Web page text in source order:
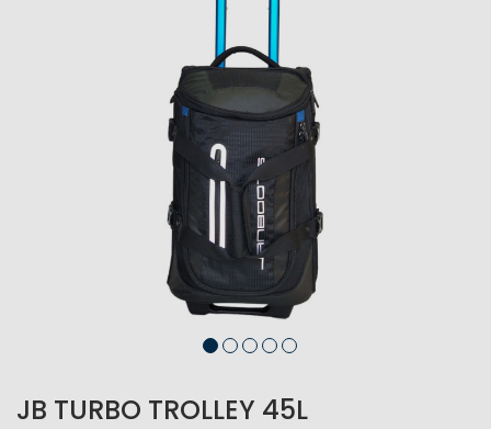
JB TURBO TROLLEY 45L